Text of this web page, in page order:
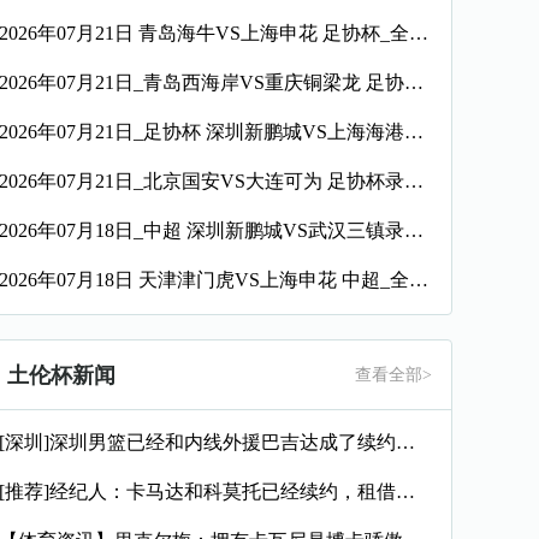
2026年07月21日 青岛海牛VS上海申花 足协杯_全场录像【视频集锦】
2026年07月21日_青岛西海岸VS重庆铜梁龙 足协杯录像_全场录像【视频集锦】
2026年07月21日_足协杯 深圳新鹏城VS上海海港录像_全场录像【高清回放】
2026年07月21日_北京国安VS大连可为 足协杯录像_高清录像【全场回放】
2026年07月18日_中超 深圳新鹏城VS武汉三镇录像_高清录像【全场回放】
2026年07月18日 天津津门虎VS上海申花 中超_全场录像【视频集锦】
土伦杯新闻 查看全部>
[深圳]深圳男篮已经和内线外援巴吉达成了续约一致
[推荐]经纪人：卡马达和科莫托已经续约，租借？目前的想法是留